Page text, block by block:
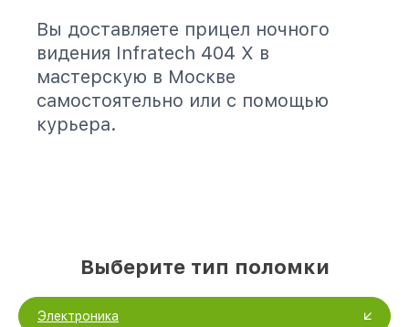
Вы доставляете прицел ночного
видения Infratech 404 Х в
мастерскую в Москве
самостоятельно или с помощью
курьера.
Выберите тип поломки
Электроника